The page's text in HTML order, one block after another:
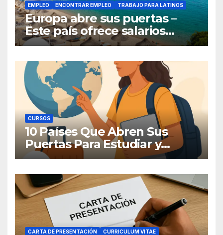
EMPLEO ENCONTRAR EMPLEO TRABAJO PARA LATINOS
Europa abre sus puertas –
Este país ofrece salarios
competitivos y contrata a
CURSOS
10 Países Que Abren Sus
Puertas Para Estudiar y
Trabajar
CARTA DE PRESENTACIÓN CURRICULUM VITAE